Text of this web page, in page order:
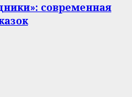
современная